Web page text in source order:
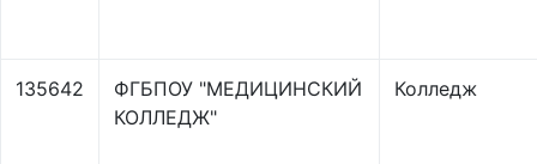
135642
ФГБПОУ "МЕДИЦИНСКИЙ
КОЛЛЕДЖ"
Колледж